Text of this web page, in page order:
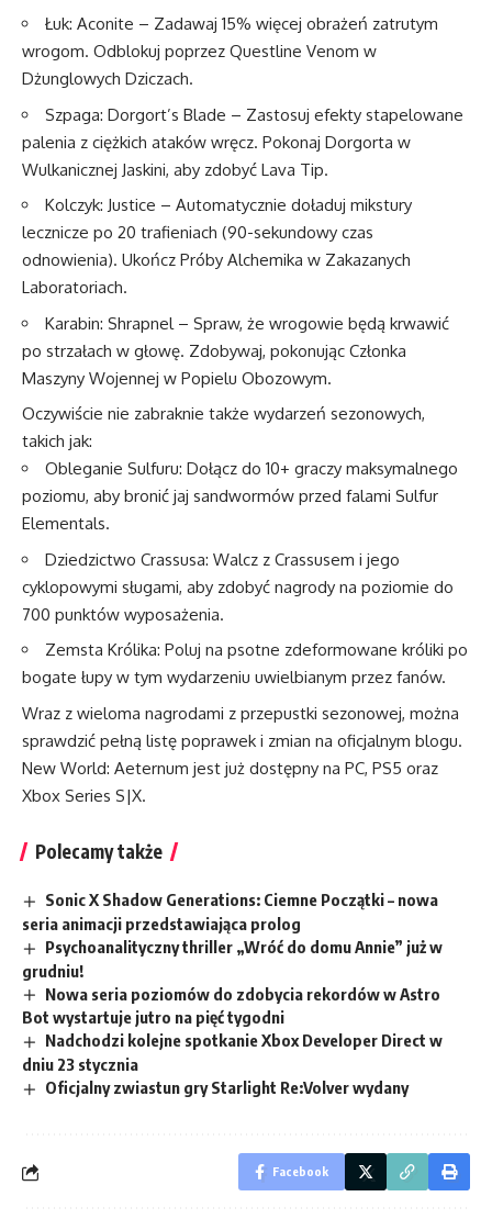
Łuk: Aconite – Zadawaj 15% więcej obrażeń zatrutym
wrogom. Odblokuj poprzez Questline Venom w
Dżunglowych Dziczach.
Szpaga: Dorgort’s Blade – Zastosuj efekty stapelowane
palenia z ciężkich ataków wręcz. Pokonaj Dorgorta w
Wulkanicznej Jaskini, aby zdobyć Lava Tip.
Kolczyk: Justice – Automatycznie doładuj mikstury
lecznicze po 20 trafieniach (90-sekundowy czas
odnowienia). Ukończ Próby Alchemika w Zakazanych
Laboratoriach.
Karabin: Shrapnel – Spraw, że wrogowie będą krwawić
po strzałach w głowę. Zdobywaj, pokonując Członka
Maszyny Wojennej w Popielu Obozowym.
Oczywiście nie zabraknie także wydarzeń sezonowych,
takich jak:
Obleganie Sulfuru: Dołącz do 10+ graczy maksymalnego
poziomu, aby bronić jaj sandwormów przed falami Sulfur
Elementals.
Dziedzictwo Crassusa: Walcz z Crassusem i jego
cyklopowymi sługami, aby zdobyć nagrody na poziomie do
700 punktów wyposażenia.
Zemsta Królika: Poluj na psotne zdeformowane króliki po
bogate łupy w tym wydarzeniu uwielbianym przez fanów.
Wraz z wieloma nagrodami z przepustki sezonowej, można
sprawdzić pełną listę poprawek i zmian na oficjalnym blogu.
New World: Aeternum jest już dostępny na PC, PS5 oraz
Xbox Series S|X.
Polecamy także
Sonic X Shadow Generations: Ciemne Początki – nowa
seria animacji przedstawiająca prolog
Psychoanalityczny thriller „Wróć do domu Annie” już w
grudniu!
Nowa seria poziomów do zdobycia rekordów w Astro
Bot wystartuje jutro na pięć tygodni
Nadchodzi kolejne spotkanie Xbox Developer Direct w
dniu 23 stycznia
Oficjalny zwiastun gry Starlight Re:Volver wydany
Facebook